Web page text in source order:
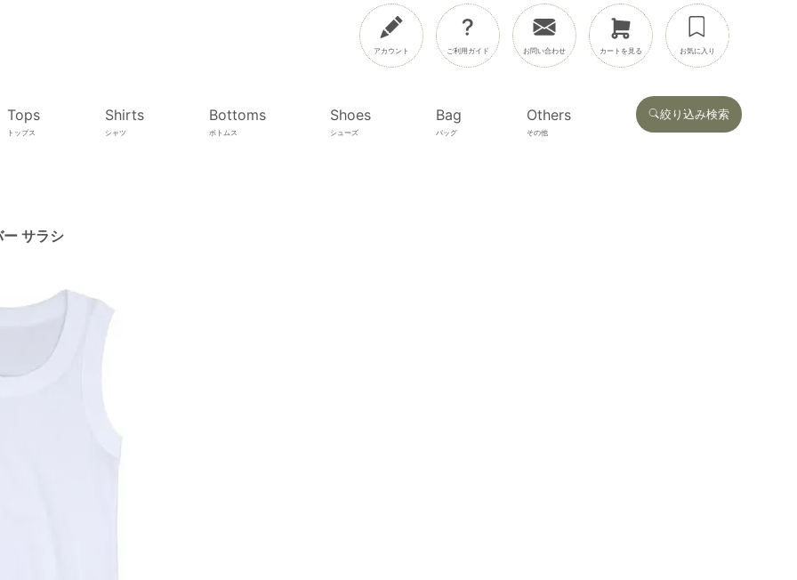
アカウント ご利用ガイド お問い合わせ カートを見る お気に入り
Tops
トップス
Shirts
シャツ
Bottoms
ボトムス
Shoes
シューズ
Bag
バッグ
Others
その他
絞り込み検索
サラシ